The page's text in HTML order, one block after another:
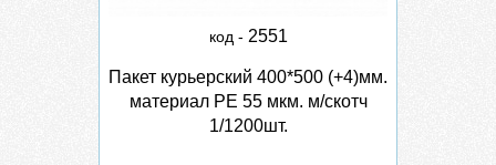
код - 2551
Пакет курьерский 400*500 (+4)мм.
материал PE 55 мкм. м/скотч
1/1200шт.